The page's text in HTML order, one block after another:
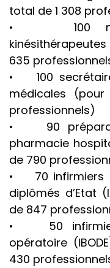
total de 1 308
• 100
635
• 100
médicales
professionnels)
• 90
pharmacie
de 790
• 70 infirmiers
diplômés d’Etat
de 847
• 50
opératoire
430